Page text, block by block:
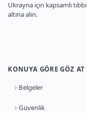
Ukrayna için kapsamlı
altına alın.
KONUYA GÖRE GÖZ AT
Belgeler
Güvenlik